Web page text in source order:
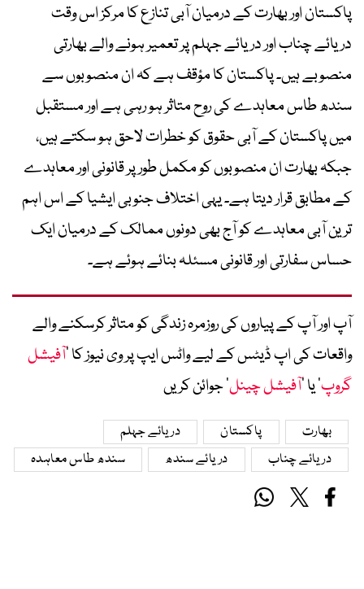
پاکستان اور بھارت کے درمیان آبی تنازع کا مرکز اس وقت
دریائے چناب اور دریائے جہلم پر تعمیر ہونے والے بھارتی
منصوبے ہیں۔ پاکستان کا مؤقف ہے کہ ان منصوبوں سے
سندھ طاس معاہدے کی روح متاثر ہو رہی ہے اور مستقبل
میں پاکستان کے آبی حقوق کو خطرات لاحق ہو سکتے ہیں،
جبکہ بھارت ان منصوبوں کو مکمل طور پر قانونی اور معاہدے
کے مطابق قرار دیتا ہے۔ یہی اختلاف جنوبی ایشیا کے اس اہم
ترین آبی معاہدے کو آج بھی دونوں ممالک کے درمیان ایک
حساس سفارتی اور قانونی مسئلہ بنائے ہوئے ہے۔
آپ اور آپ کے پیاروں کی روزمرہ زندگی کو متاثر کرسکنے والے
واقعات کی اپ ڈیٹس کے لیے واٹس ایپ پر وی نیوز کا ’آفیشل
گروپ‘ یا ’آفیشل چینل‘ جوائن کریں
بھارت پاکستان
دریائے جہلم
دریائے چناب
دریائے سندھ سندھ طاس معاہدہ